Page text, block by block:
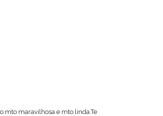
mto maravilhosa e mto linda.Te